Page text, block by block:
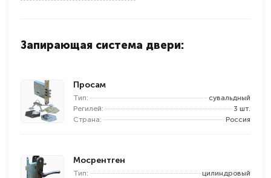
Запирающая система двери:
Просам
Тип:
сувальдный
Регилей:
3 шт.
Страна:
Россия
Мосрентген
Тип:
цилиндровый